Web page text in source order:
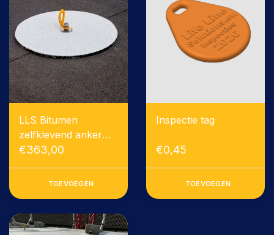
LLS Bitumen
zelfklevend anker
inclusief montage
€363,00
TOEVOEGEN
Inspectie tag
€0,45
TOEVOEGEN